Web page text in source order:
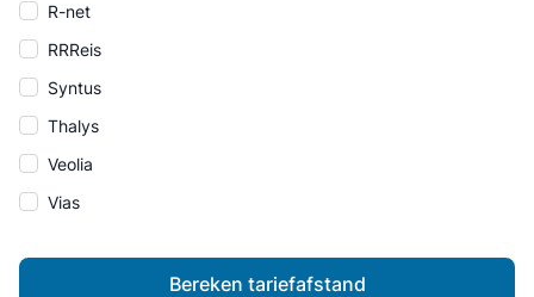
R-net
RRReis
Syntus
Thalys
Veolia
Vias
Bereken tariefafstand